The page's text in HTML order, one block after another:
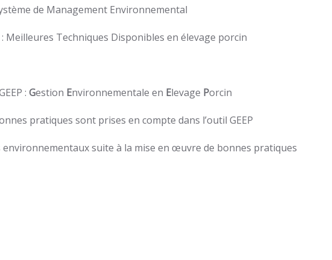
de Management Environnemental
Meilleures Techniques Disponibles en élevage porcin
: Gestion Environnementale en Elevage Porcin
pratiques sont prises en compte dans l’outil GEEP
environnementaux suite à la mise en œuvre de bonnes pratiques